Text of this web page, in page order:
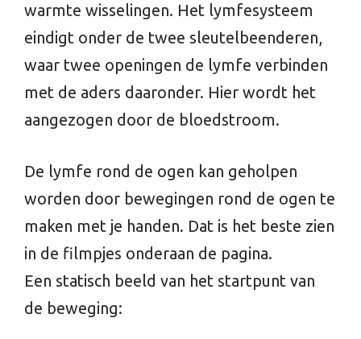
warmte wisselingen. Het lymfesysteem
eindigt onder de twee sleutelbeenderen,
waar twee openingen de lymfe verbinden
met de aders daaronder. Hier wordt het
aangezogen door de bloedstroom.
De lymfe rond de ogen kan geholpen
worden door bewegingen rond de ogen te
maken met je handen. Dat is het beste zien
in de filmpjes onderaan de pagina.
Een statisch beeld van het startpunt van
de beweging: